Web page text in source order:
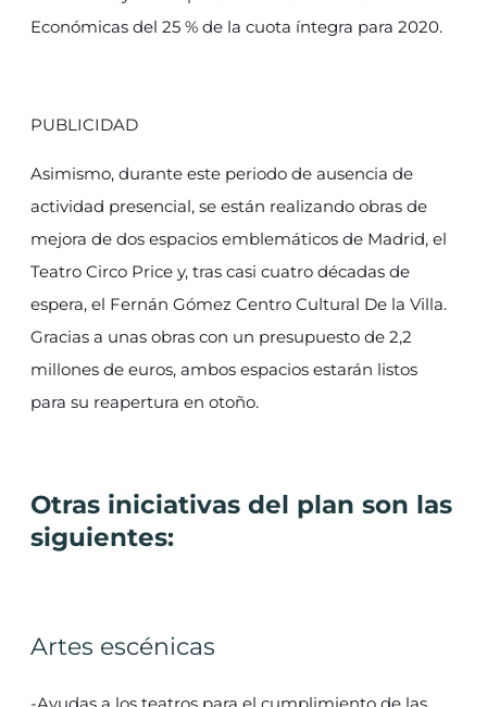
Económicas del 25 % de la cuota íntegra para 2020.
PUBLICIDAD
Asimismo, durante este periodo de ausencia de
actividad presencial, se están realizando obras de
mejora de dos espacios emblemáticos de Madrid, el
Teatro Circo Price y, tras casi cuatro décadas de
espera, el Fernán Gómez Centro Cultural De la Villa.
Gracias a unas obras con un presupuesto de 2,2
millones de euros, ambos espacios estarán listos
para su reapertura en otoño.
Otras iniciativas del plan son las
siguientes:
Artes escénicas
-Ayudas a los teatros para el cumplimiento de las